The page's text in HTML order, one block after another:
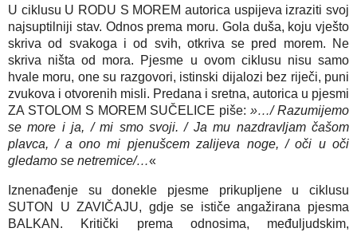
U ciklusu U RODU S MOREM autorica uspijeva izraziti svoj
najsuptilniji stav. Odnos prema moru. Gola duša, koju vješto
skriva od svakoga i od svih, otkriva se pred morem. Ne
skriva ništa od mora. Pjesme u ovom ciklusu nisu samo
hvale moru, one su razgovori, istinski dijalozi bez riječi, puni
zvukova i otvorenih misli. Predana i sretna, autorica u pjesmi
ZA STOLOM S MOREM SUČELICE piše: »…/ Razumijemo
se more i ja, / mi smo svoji. / Ja mu nazdravljam čašom
plavca, / a ono mi pjenušcem zalijeva noge, / oči u oči
gledamo se netremice/…«
Iznenađenje su donekle pjesme prikupljene u ciklusu
SUTON U ZAVIČAJU, gdje se ističe angažirana pjesma
BALKAN. Kritički prema odnosima, međuljudskim,